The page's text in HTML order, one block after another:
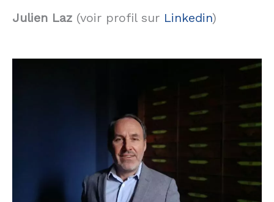
Julien Laz (voir profil sur Linkedin)